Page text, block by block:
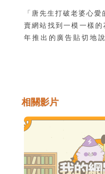
「唐先生打破老婆心
賣網站找到一模一樣
年推出的廣告貼切地
交易詐騙及安全的交易
相關影片